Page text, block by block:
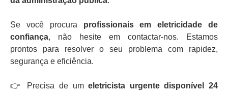
Se você procura profissionais em eletricidade de
confiança, não hesite em contactar-nos. Estamos
prontos para resolver o seu problema com rapidez,
segurança e eficiência.
👉 Precisa de umeletricista urgente disponível 24